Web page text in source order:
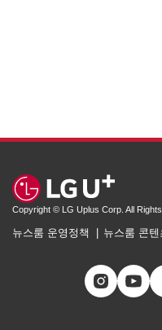
Copyright © LG Uplus Corp. All
뉴스룸 운영정책 뉴스룸 콘